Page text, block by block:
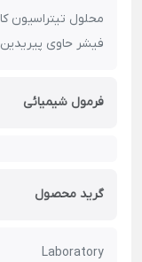
فیشر حاوی پیریدین
فرمول شیمیائی
گرید محصول
Laboratory